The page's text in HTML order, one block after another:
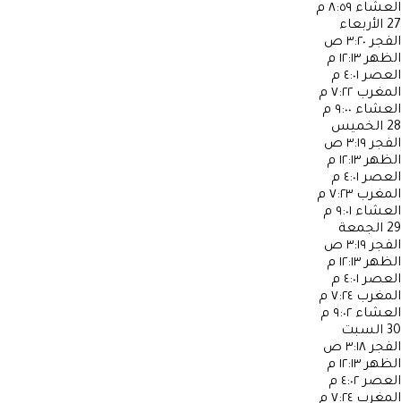
العشاء ٨:٥٩ م
27 الأربعاء
الفجر ٣:٢٠ ص
الظهر ١٢:١٣ م
العصر ٤:٠١ م
المغرب ٧:٢٢ م
العشاء ٩:٠٠ م
28 الخميس
الفجر ٣:١٩ ص
الظهر ١٢:١٣ م
العصر ٤:٠١ م
المغرب ٧:٢٣ م
العشاء ٩:٠١ م
29 الجمعة
الفجر ٣:١٩ ص
الظهر ١٢:١٣ م
العصر ٤:٠١ م
المغرب ٧:٢٤ م
العشاء ٩:٠٢ م
30 السبت
الفجر ٣:١٨ ص
الظهر ١٢:١٣ م
العصر ٤:٠٢ م
المغرب ٧:٢٤ م